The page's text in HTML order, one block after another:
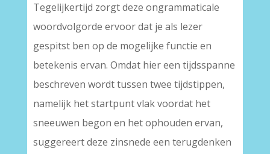
Tegelijkertijd zorgt deze ongrammaticale
woordvolgorde ervoor dat je als lezer
gespitst ben op de mogelijke functie en
betekenis ervan. Omdat hier een tijdsspanne
beschreven wordt tussen twee tijdstippen,
namelijk het startpunt vlak voordat het
sneeuwen begon en het ophouden ervan,
suggereert deze zinsnede een terugdenken